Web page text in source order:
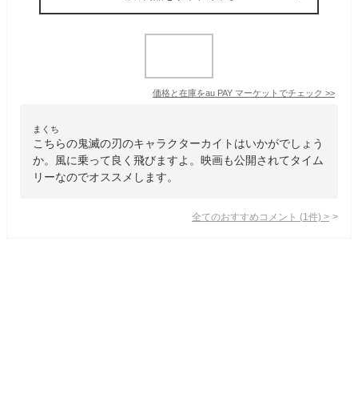
価格と在庫をau PAY マーケット でチェック >>
まくち
こちらの鬼滅の刃のキャラクターカイトはいかがでしょう
か。風に乗って良く飛びますよ。映画も公開されてタイム
リーなのでオススメします。
全てのおすすめコメント (1 件) >